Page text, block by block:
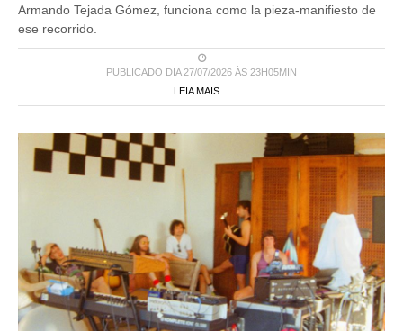
Armando Tejada Gómez, funciona como la pieza-manifiesto de
ese recorrido.
PUBLICADO DIA 27/07/2026 ÀS 23H05MIN
LEIA MAIS ...